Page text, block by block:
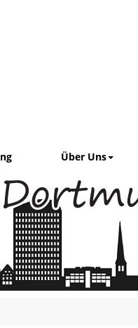
Über Uns